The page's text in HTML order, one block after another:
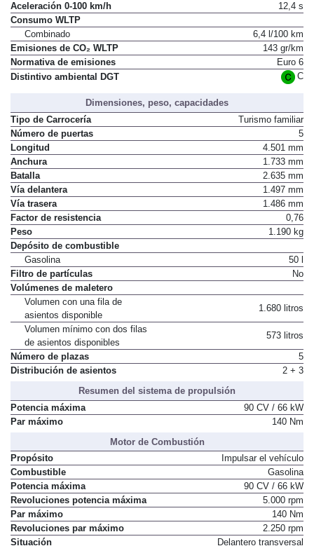
Aceleración 0-100 km/h
12,4 s
Consumo WLTP
Combinado
6,4 l/100 km
Emisiones de CO₂ WLTP
143 gr/km
Normativa de emisiones
Euro 6
Distintivo ambiental DGT
C
Dimensiones, peso, capacidades
Tipo de Carrocería
Turismo familiar
Número de puertas
5
Longitud
4.501 mm
Anchura
1.733 mm
Batalla
2.635 mm
Vía delantera
1.497 mm
Vía trasera
1.486 mm
Factor de resistencia
0,76
Peso
1.190 kg
Depósito de combustible
Gasolina
50 l
Filtro de partículas
No
Volúmenes de maletero
Volumen con una fila de
asientos disponible
1.680 litros
Volumen mínimo con dos filas
de asientos disponibles
573 litros
Número de plazas
5
Distribución de asientos
2 + 3
Resumen del sistema de propulsión
Potencia máxima
90 CV / 66 kW
Par máximo
140 Nm
Motor de Combustión
Propósito
Impulsar el vehículo
Combustible
Gasolina
Potencia máxima
90 CV / 66 kW
Revoluciones potencia máxima
5.000 rpm
Par máximo
140 Nm
Revoluciones par máximo
2.250 rpm
Situación
Delantero transversal